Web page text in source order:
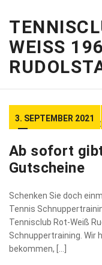
WEISS
3. SEPTEMBER 2021
Ab sofort
Gutscheine
Schenken Sie doch
Tennis
Tennisclub Rot-Weiß
Schnuppertraining. Wir
bekommen, […]